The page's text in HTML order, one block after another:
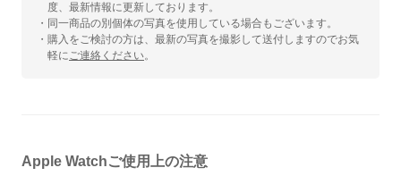
度、最新情報に更新しております。
・同一商品の別個体の写真を使用している場合もございます。
・購入をご検討の方は、最新の写真を撮影して送付しますのでお気
軽にご連絡ください。
Apple Watchご使用上の注意